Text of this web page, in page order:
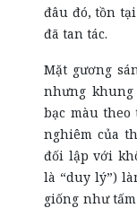
đâu đó, tồn
đã tan tác.
Mặt gương
nhưng
bạc màu
nghiêm của
đối lập với
là “duy lý”)
giống như